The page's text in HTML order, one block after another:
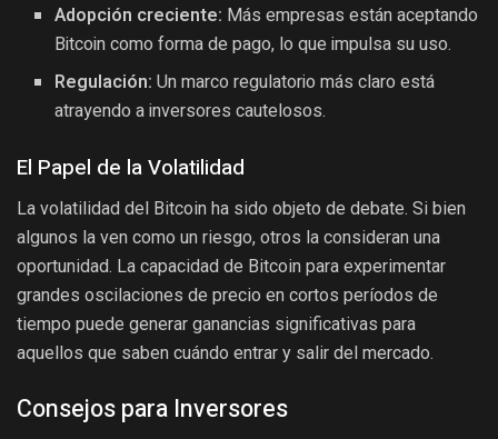
Adopción creciente: Más empresas están aceptando
Bitcoin como forma de pago, lo que impulsa su uso.
Regulación: Un marco regulatorio más claro está
atrayendo a inversores cautelosos.
El Papel de la Volatilidad
La volatilidad del Bitcoin ha sido objeto de debate. Si bien
algunos la ven como un riesgo, otros la consideran una
oportunidad. La capacidad de Bitcoin para experimentar
grandes oscilaciones de precio en cortos períodos de
tiempo puede generar ganancias significativas para
aquellos que saben cuándo entrar y salir del mercado.
Consejos para Inversores